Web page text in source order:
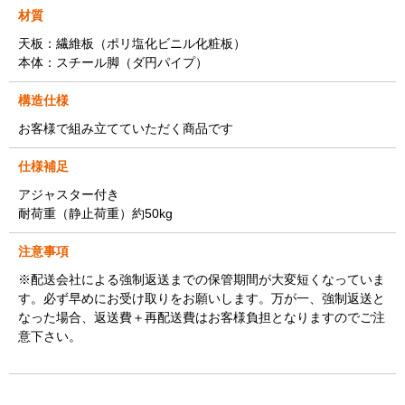
材質
天板：繊維板（ポリ塩化ビニル化粧板）
本体：スチール脚（ダ円パイプ）
構造仕様
お客様で組み立てていただく商品です
仕様補足
アジャスター付き
耐荷重（静止荷重）約50kg
注意事項
※配送会社による強制返送までの保管期間が大変短くなっていま
す。必ず早めにお受け取りをお願いします。万が一、強制返送と
なった場合、返送費＋再配送費はお客様負担となりますのでご注
意下さい。